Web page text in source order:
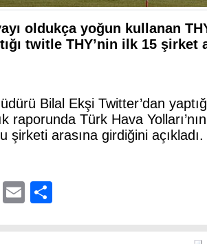
oldukça yoğun kullanan
twitle THY’nin ilk 15 şirket
Bilal Ekşi Twitter’dan
raporunda Türk Hava
şirketi arasına girdiğini açıkladı.
LinkedIn
Email